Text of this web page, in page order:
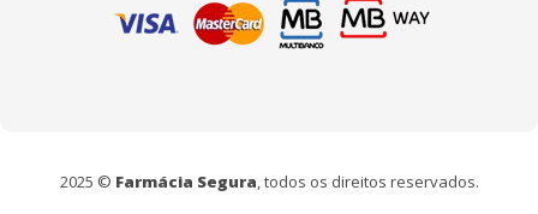
2025 © Farmácia Segura, todos os direitos reservados.